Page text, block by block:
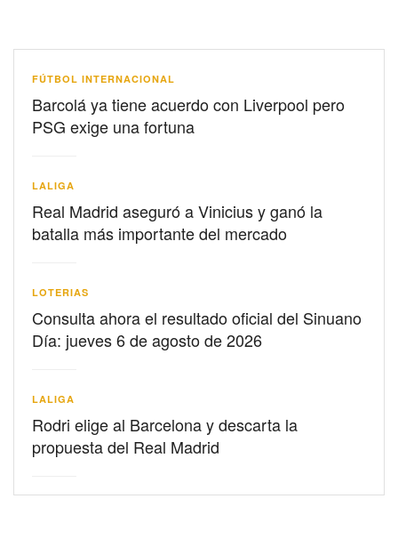
FÚTBOL INTERNACIONAL
Barcolá ya tiene acuerdo con Liverpool pero
PSG exige una fortuna
LALIGA
Real Madrid aseguró a Vinicius y ganó la
batalla más importante del mercado
LOTERIAS
Consulta ahora el resultado oficial del Sinuano
Día: jueves 6 de agosto de 2026
LALIGA
Rodri elige al Barcelona y descarta la
propuesta del Real Madrid